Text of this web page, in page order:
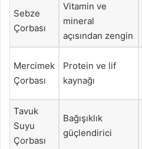
Sebze
Çorbası
Vitamin ve
mineral
açısından zengin
Mercimek
Çorbası
Protein ve lif
kaynağı
Tavuk
Suyu
Çorbası
Bağışıklık
güçlendirici